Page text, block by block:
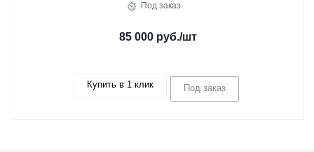
Под заказ
85 000 руб./шт
Купить в 1 клик Под заказ